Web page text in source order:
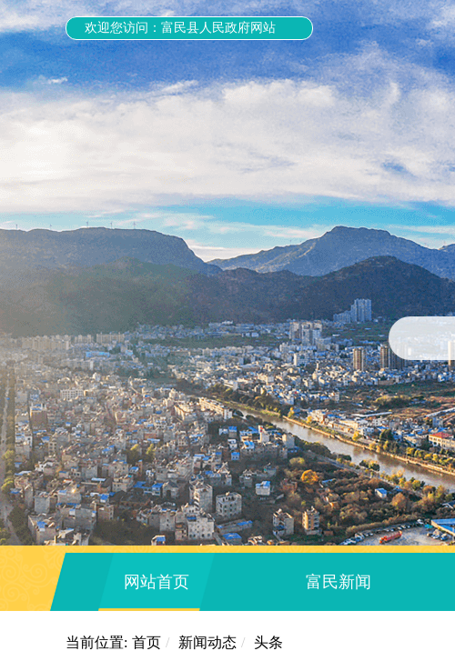
欢迎您访问：富民县人民政府网站
网站首页 富民新闻
当前位置: 首页 / 新闻动态 / 头条